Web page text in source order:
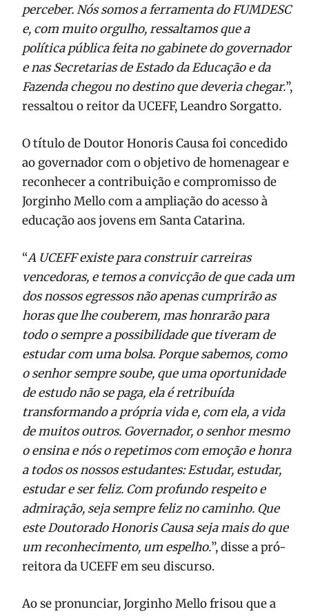
perceber. Nós somos a ferramenta do FUMDESC
e, com muito orgulho, ressaltamos que a
política pública feita no gabinete do governador
e nas Secretarias de Estado da Educação e da
Fazenda chegou no destino que deveria chegar.”,
ressaltou o reitor da UCEFF, Leandro Sorgatto.
O título de Doutor Honoris Causa foi concedido
ao governador com o objetivo de homenagear e
reconhecer a contribuição e compromisso de
Jorginho Mello com a ampliação do acesso à
educação aos jovens em Santa Catarina.
“A UCEFF existe para construir carreiras
vencedoras, e temos a convicção de que cada um
dos nossos egressos não apenas cumprirão as
horas que lhe couberem, mas honrarão para
todo o sempre a possibilidade que tiveram de
estudar com uma bolsa. Porque sabemos, como
o senhor sempre soube, que uma oportunidade
de estudo não se paga, ela é retribuída
transformando a própria vida e, com ela, a vida
de muitos outros. Governador, o senhor mesmo
o ensina e nós o repetimos com emoção e honra
a todos os nossos estudantes: Estudar, estudar,
estudar e ser feliz. Com profundo respeito e
admiração, seja sempre feliz no caminho. Que
este Doutorado Honoris Causa seja mais do que
um reconhecimento, um espelho.”, disse a pró-
reitora da UCEFF em seu discurso.
Ao se pronunciar, Jorginho Mello frisou que a